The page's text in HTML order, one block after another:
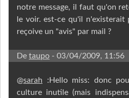
notre message, il faut qu'on
le voir. est-ce qu'il n'existerait
reçoive un "avis" par mail ?
De taupo - 03/04/2009, 11:56
@sarah :Hello miss: donc
culture inutile (mais